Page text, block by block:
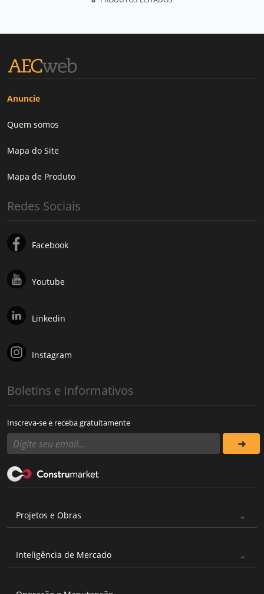
Anuncie
Quem somos
Mapa do Site
Mapa de Produto
Redes Sociais
Facebook
Youtube
Linkedin
Instagram
Boletins e Informativos
Inscreva-se e receba gratuitamente
Projetos e Obras
Inteligência de Mercado